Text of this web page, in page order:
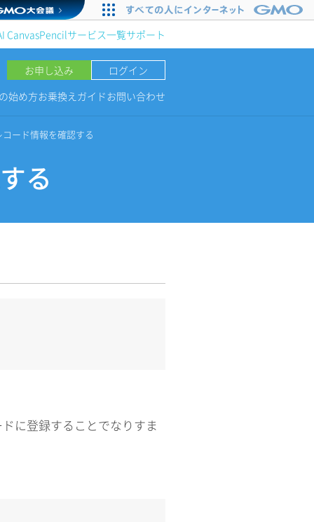
CanvasPencilサービス一覧サポート
お申し込み
ログイン
始め方お乗換えガイドお問い合わせ
コード情報を確認する
る
に登録することでなりすま